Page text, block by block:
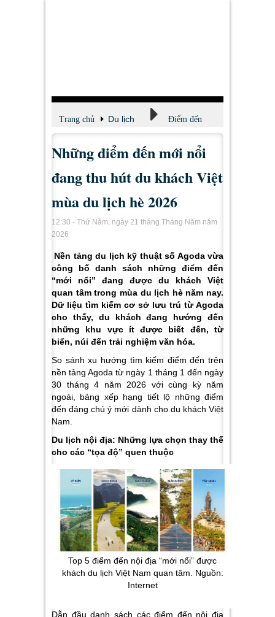
Trang chủ Du lịch Điểm đến
Những điểm đến mới nổi
đang thu hút du khách Việt
mùa du lịch hè 2026
12:30 - Thứ Năm, ngày 21 tháng Tháng Năm năm
2026
Nền tảng du lịch kỹ thuật số Agoda vừa
công bố danh sách những điểm đến
“mới nổi” đang được du khách Việt
quan tâm trong mùa du lịch hè năm nay.
Dữ liệu tìm kiếm cơ sở lưu trú từ Agoda
cho thấy, du khách đang hướng đến
những khu vực ít được biết đến, từ
biển, núi đến trải nghiệm văn hóa.
So sánh xu hướng tìm kiếm điểm đến trên
nền tảng Agoda từ ngày 1 tháng 1 đến ngày
30 tháng 4 năm 2026 với cùng kỳ năm
ngoái, bảng xếp hạng tiết lộ những điểm
đến đáng chú ý mới dành cho du khách Việt
Nam.
Du lịch nội địa: Những lựa chọn thay thế
cho các “tọa độ” quen thuộc
Top 5 điểm đến nội địa “mới nổi” được
khách du lịch Việt Nam quan tâm. Nguồn:
Internet
Dẫn đầu danh sách các điểm đến nội địa